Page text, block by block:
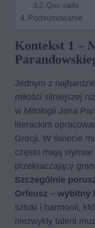
Quo vadis
Podsumowanie
Kontekst 1 –
Jednym z
miłości silniejszej
w Mitologii Jana
literackim
Grecji. W świecie
często mają wymiar
przekraczający
Szczególnie
Orfeusz –
sztuki i harmonii,
niezwykły talent